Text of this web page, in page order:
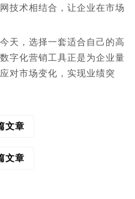
技术相结合，让企业在市场
天，选择一套适合自己的高
字化营销工具正是为企业量
对市场变化，实现业绩突
文章
文章